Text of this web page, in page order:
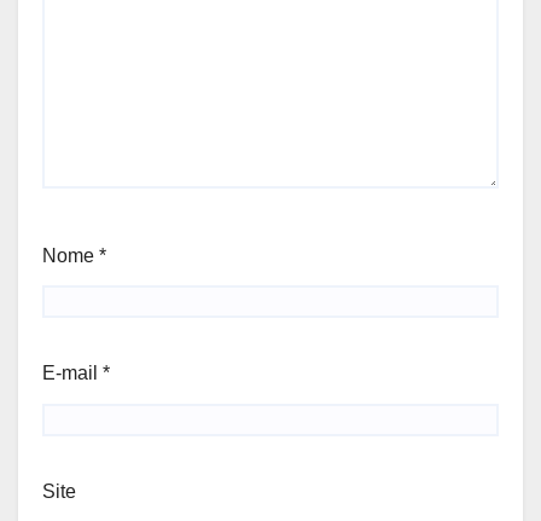
Nome *
E-mail *
Site